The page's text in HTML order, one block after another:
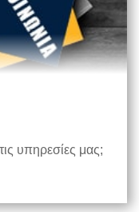
υπηρεσίες μας;